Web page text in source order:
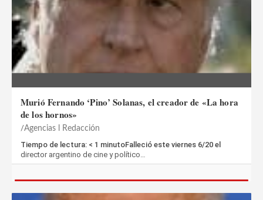
Murió Fernando ‘Pino’ Solanas, el creador de «La hora
de los hornos»
Agencias l Redacción
Tiempo de lectura: < 1 minutoFalleció este viernes 6/20 el
director argentino de cine y político…